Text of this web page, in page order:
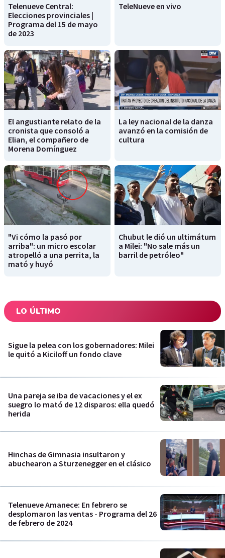
Telenueve Central:
Elecciones provinciales |
Programa del 15 de mayo
de 2023
TeleNueve en vivo
El angustiante relato de la
cronista que consoló a
Elian, el compañero de
Morena Domínguez
La ley nacional de la danza
avanzó en la comisión de
cultura
"Vi cómo la pasó por
arriba": un micro escolar
atropelló a una perrita, la
mató y huyó
Chubut le dió un ultimátum
a Milei: "No sale más un
barril de petróleo"
LO ÚLTIMO
Sigue la pelea con los gobernadores: Milei
le quitó a Kiciloff un fondo clave
Una pareja se iba de vacaciones y el ex
suegro lo mató de 12 disparos: ella quedó
herida
Hinchas de Gimnasia insultaron y
abuchearon a Sturzenegger en el clásico
Telenueve Amanece: En febrero se
desplomaron las ventas - Programa del 26
de febrero de 2024